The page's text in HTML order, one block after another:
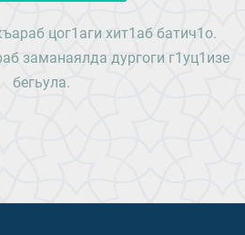
цог1аги хит1аб батич1о.
заманаялда дургоги г1уц1изе
бегьула.